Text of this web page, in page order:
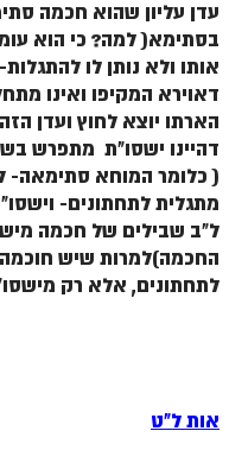
עדן עליון שהוא חכמה
בסתימא( למה? כי הוא
אותו ולא נותן לו
דאוירא המקיפו ואינו
הארתו יוצא לחוץ ועדן
דהיינו ישסו"ת מתפרש
( כלומר המוחא
מתגלית לתחתונים-
ל"ב שבילים של חכמה
החכמה)למרות שיש
לתחתונים, אלא רק מישסו"ת
אות ל"ט